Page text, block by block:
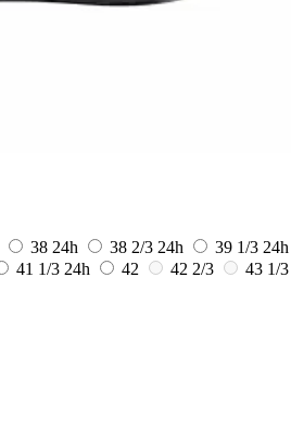
38 24h 38 2/3 24h 39 1/3 24h
41 1/3 24h 42 42 2/3
43 1/3